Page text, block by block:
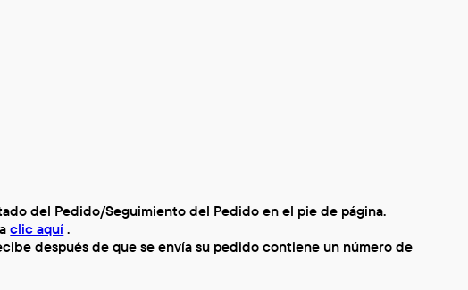
del Pedido/Seguimiento del Pedido en el pie de página.
clic aquí .
después de que se envía su pedido contiene un número de